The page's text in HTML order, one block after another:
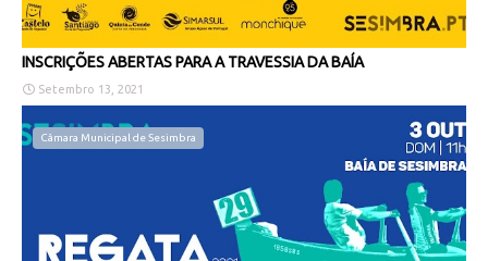
INSCRIÇÕES ABERTAS PARA A TRAVESSIA DA BAÍA
Setembro 13, 2021
Câmara Municipal de Sesimbra